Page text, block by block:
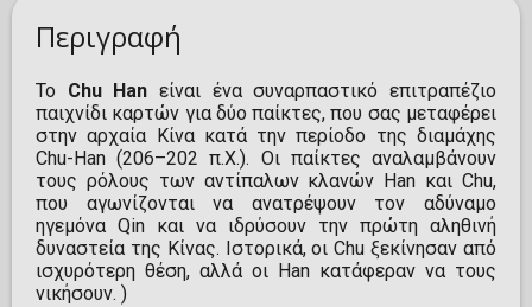
Περιγραφή
Το Chu Han είναι ένα συναρπαστικό επιτραπέζιο
παιχνίδι καρτών για δύο παίκτες, που σας μεταφέρει
στην αρχαία Κίνα κατά την περίοδο της διαμάχης
Chu-Han (206–202 π.Χ.). Οι παίκτες αναλαμβάνουν
τους ρόλους των αντίπαλων κλανών Han και Chu,
που αγωνίζονται να ανατρέψουν τον αδύναμο
ηγεμόνα Qin και να ιδρύσουν την πρώτη αληθινή
δυναστεία της Κίνας. Ιστορικά, οι Chu ξεκίνησαν από
ισχυρότερη θέση, αλλά οι Han κατάφεραν να τους
νικήσουν. )